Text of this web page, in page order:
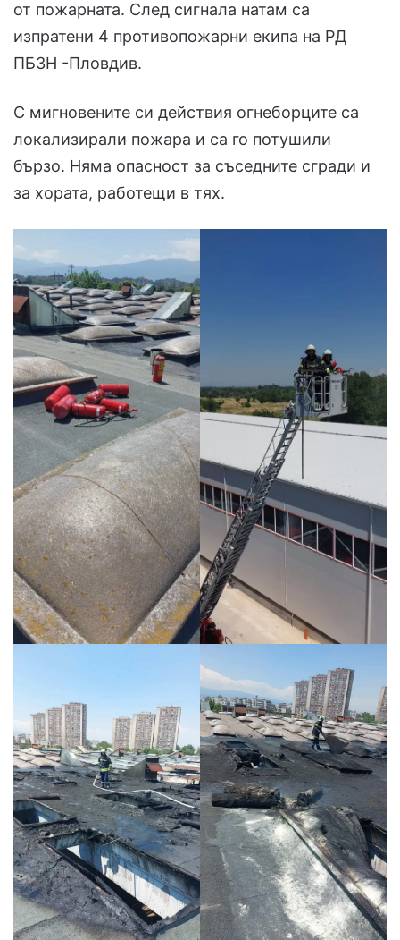
от пожарната. След сигнала натам са
изпратени 4 противопожарни екипа на РД
ПБЗН -Пловдив.
С мигновените си действия огнеборците са
локализирали пожара и са го потушили
бързо. Няма опасност за съседните сгради и
за хората, работещи в тях.